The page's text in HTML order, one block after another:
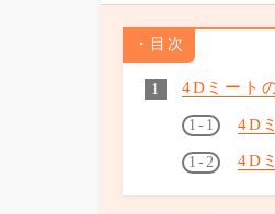
目次
4Dミート
4D
4D